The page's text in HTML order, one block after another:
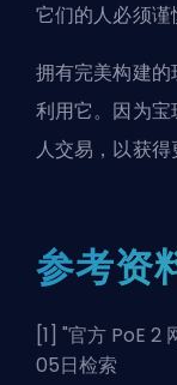
它们的人必须谨
拥有完美构建
利用它。因为
人交易，以获得
参考资
[1] "官方 PoE 2
05日检索